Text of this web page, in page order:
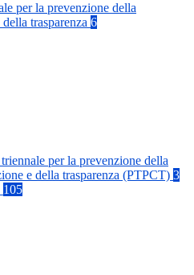
per la prevenzione della
trasparenza 6
per la prevenzione della
e della trasparenza (PTPCT) 3
105